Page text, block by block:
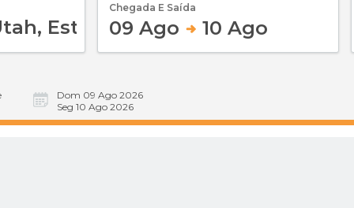
Chegada E Saída
09 Ago 10 Ago
Dom 09 Ago 2026
Seg 10 Ago 2026